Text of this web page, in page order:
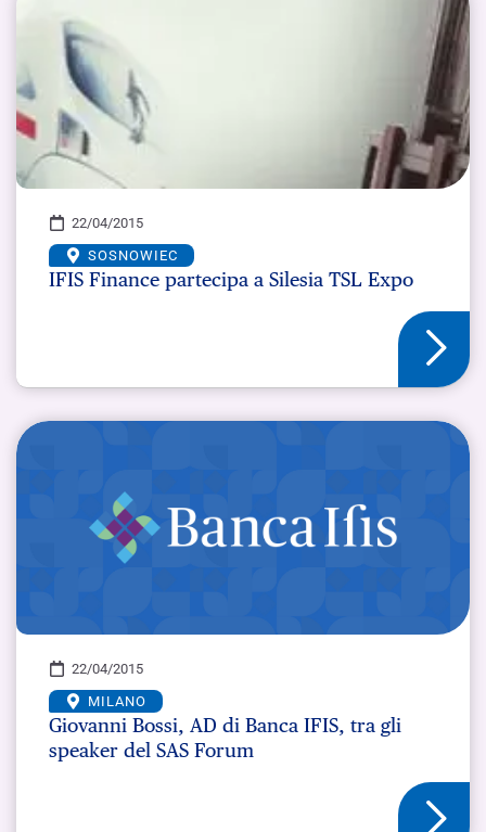
22/04/2015
SOSNOWIEC
IFIS Finance partecipa a Silesia TSL Expo
22/04/2015
MILANO
Giovanni Bossi, AD di Banca IFIS, tra gli
speaker del SAS Forum